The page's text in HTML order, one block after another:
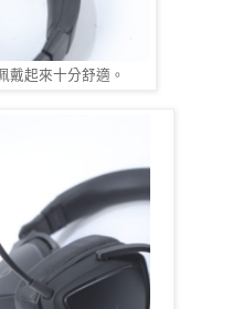
戴起來十分舒適。